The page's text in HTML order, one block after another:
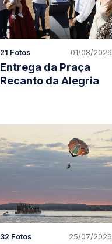
21 Fotos 01/08/2026
Entrega da Praça
Recanto da Alegria
32 Fotos 25/07/2026